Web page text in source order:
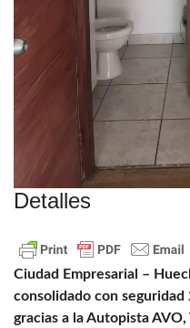
Detalles
Ciudad Empresarial –
consolidado con
gracias a la Autopista